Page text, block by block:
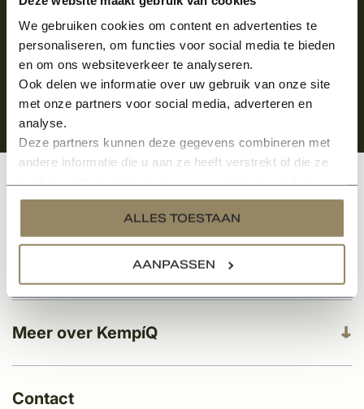
We gebruiken cookies om content en advertenties te
personaliseren, om functies voor social media te bieden
en om ons websiteverkeer te analyseren.
Ook delen we informatie over uw gebruik van onze site
met onze partners voor social media, adverteren en
analyse.
Deze partners kunnen deze gegevens combineren met
andere informatie die u aan ze heeft verstrekt of die ze
services.
ALLES TOESTAAN
AANPASSEN
Meer over KempíQ
Klantenservice
Contact